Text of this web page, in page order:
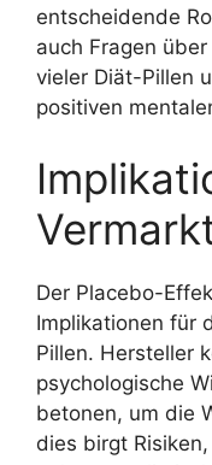
entscheidende
auch Fragen
vieler Diät-Pillen
positiven
Der Placebo-
Implikationen für
Pillen. Hersteller
psychologische
betonen, um die
dies birgt